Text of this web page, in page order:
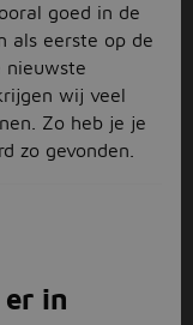
goed in de
als eerste op de
nieuwste
wij veel
Zo heb je je
zo gevonden.
in